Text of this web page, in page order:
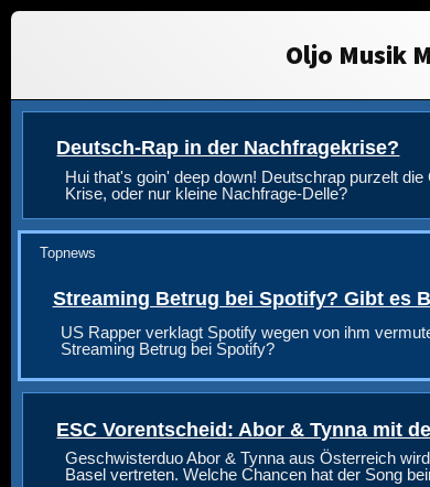
Oljo Musik
Deutsch-Rap in der Nachfragekrise?
Hui that's goin' deep down! Deutschrap purzelt
Krise, oder nur kleine Nachfrage-Delle?
Topnews
Streaming Betrug bei Spotify? Gibt es
US Rapper verklagt Spotify wegen von ihm
Streaming Betrug bei Spotify?
ESC Vorentscheid: Abor & Tynna mit
Geschwisterduo Abor & Tynna aus Österreich
Basel vertreten. Welche Chancen hat der Song